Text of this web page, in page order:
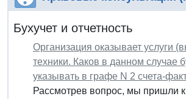
Бухучет и отчетность
Организация оказывает услуги
техники. Каков в данном случае
указывать в графе N 2 счета-
Рассмотрев вопрос, мы пришли